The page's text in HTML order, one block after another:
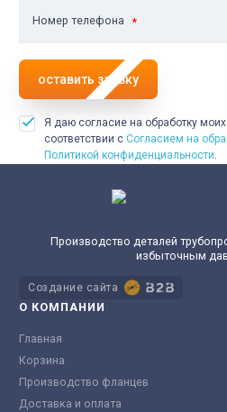
Номер телефона
оставить заявку
Я даю согласие на обработку
соответствии с Согласием на
Политикой конфиденциальности.
Производство деталей
избыточным
Создание сайта
О КОМПАНИИ
Главная
Корзина
Производство фланцев
Доставка и оплата